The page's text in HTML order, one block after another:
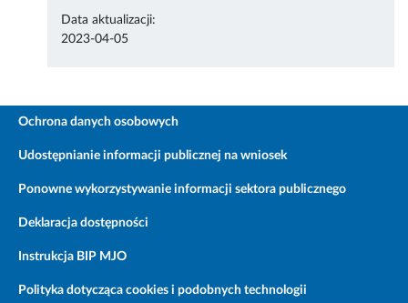
Data aktualizacji:
2023-04-05
Ochrona danych osobowych
Udostępnianie informacji publicznej na wniosek
Ponowne wykorzystywanie informacji sektora publicznego
Deklaracja dostępności
Instrukcja BIP MJO
Polityka dotycząca cookies i podobnych technologii